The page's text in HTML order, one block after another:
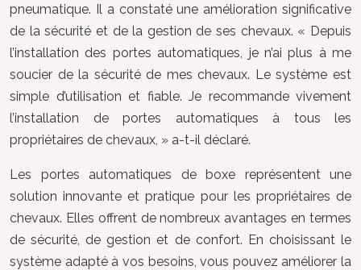
pneumatique. Il a constaté une amélioration significative
de la sécurité et de la gestion de ses chevaux. « Depuis
l’installation des portes automatiques, je n’ai plus à me
soucier de la sécurité de mes chevaux. Le système est
simple d’utilisation et fiable. Je recommande vivement
l’installation de portes automatiques à tous les
propriétaires de chevaux, » a-t-il déclaré.
Les portes automatiques de boxe représentent une
solution innovante et pratique pour les propriétaires de
chevaux. Elles offrent de nombreux avantages en termes
de sécurité, de gestion et de confort. En choisissant le
système adapté à vos besoins, vous pouvez améliorer la